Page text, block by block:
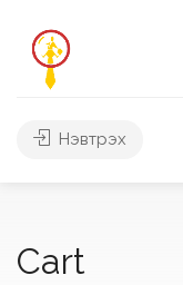
Нэвтрэх
Cart